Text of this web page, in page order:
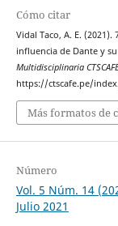
Cómo citar
Vidal Taco, A. E.
influencia de Dante y
Multidisciplinaria
https://ctscafe.pe/
Más formatos de
Número
Vol. 5 Núm. 14
Julio 2021